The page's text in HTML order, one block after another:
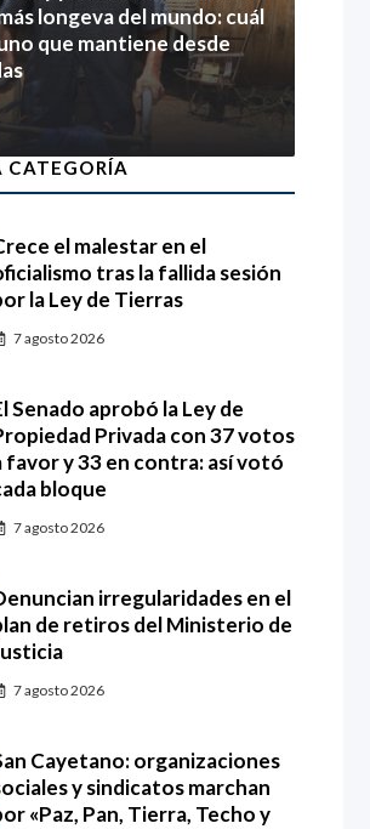
longeva del mundo: cuál
que mantiene desde
CATEGORÍA
el malestar en el
tras la fallida sesión
la Ley de Tierras
7 agosto 2026
Senado aprobó la Ley de
Privada con 37 votos
favor y 33 en contra: así votó
bloque
7 agosto 2026
irregularidades en el
de retiros del Ministerio de
7 agosto 2026
Cayetano: organizaciones
y sindicatos marchan
«Paz, Pan, Tierra, Techo y